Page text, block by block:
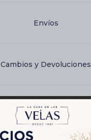
Envíos
Cambios y Devoluciones
Medios de pago